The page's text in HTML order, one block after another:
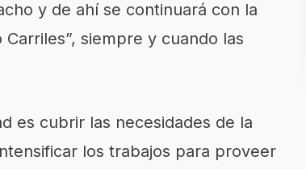
y de ahí se continuará con la
siempre y cuando las
es cubrir las necesidades de la
los trabajos para proveer